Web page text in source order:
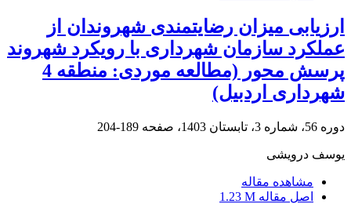
ارزیابی میزان رضایتمندی شهروندان از
عملکرد سازمان شهرداری با رویکرد شهروند
پرسش محور (مطالعه موردی: منطقه 4
شهرداری اردبیل)
دوره 56، شماره 3، تابستان 1403، صفحه 189-204
یوسف درویشی
مشاهده مقاله
اصل مقاله 1.23 M